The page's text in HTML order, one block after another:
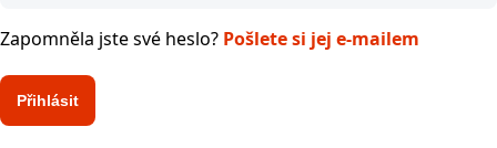
Zapomněla jste své heslo? Pošlete si jej e-mailem